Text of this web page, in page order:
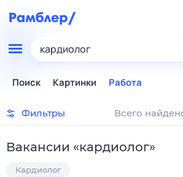
кардиолог
Поиск Картинки Работа
Фильтры Всего
Вакансии «кардиолог»
Кардиолог